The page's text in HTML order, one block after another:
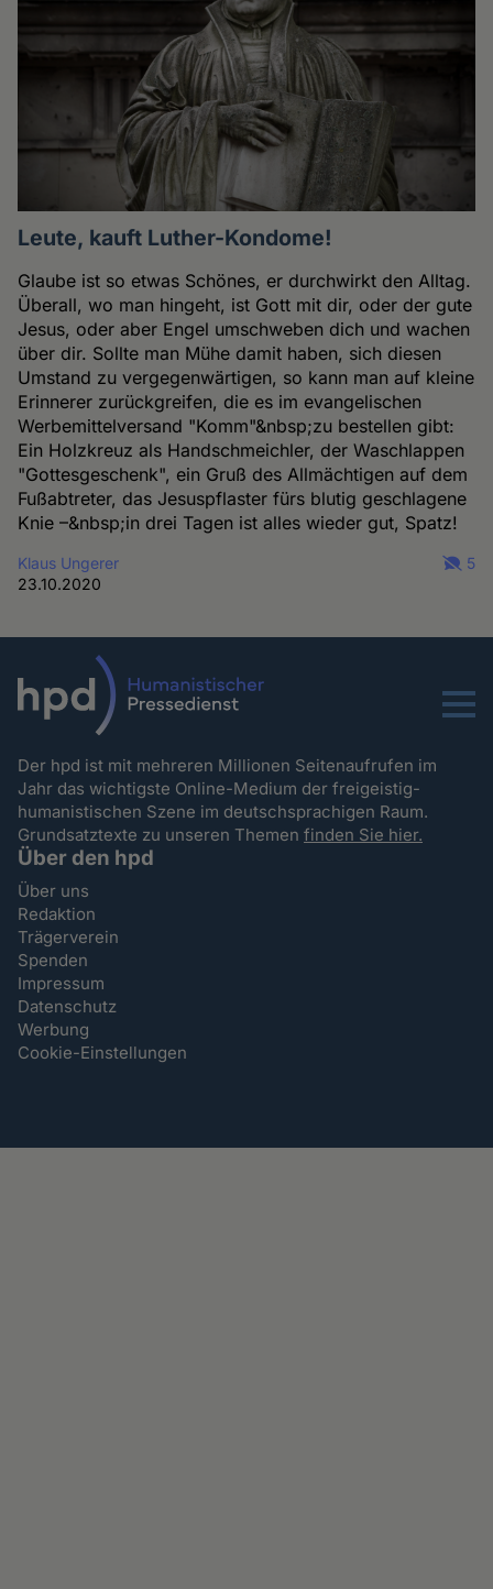
Leute, kauft Luther-Kondome!
Glaube ist so etwas Schönes, er durchwirkt den Alltag.
Überall, wo man hingeht, ist Gott mit dir, oder der gute
Jesus, oder aber Engel umschweben dich und wachen
über dir. Sollte man Mühe damit haben, sich diesen
Umstand zu vergegenwärtigen, so kann man auf kleine
Erinnerer zurückgreifen, die es im evangelischen
Werbemittelversand "Komm"&nbsp;zu bestellen gibt:
Ein Holzkreuz als Handschmeichler, der Waschlappen
"Gottesgeschenk", ein Gruß des Allmächtigen auf dem
Fußabtreter, das Jesuspflaster fürs blutig geschlagene
Knie –&nbsp;in drei Tagen ist alles wieder gut, Spatz!
Klaus Ungerer
23.10.2020
5
Menu
Der hpd ist mit mehreren Millionen Seitenaufrufen im
Jahr das wichtigste Online-Medium der freigeistig-
humanistischen Szene im deutschsprachigen Raum.
Grundsatztexte zu unseren Themenfinden Sie hier.
Über den hpd
Über uns
Redaktion
Trägerverein
Spenden
Impressum
Datenschutz
Werbung
Cookie-Einstellungen